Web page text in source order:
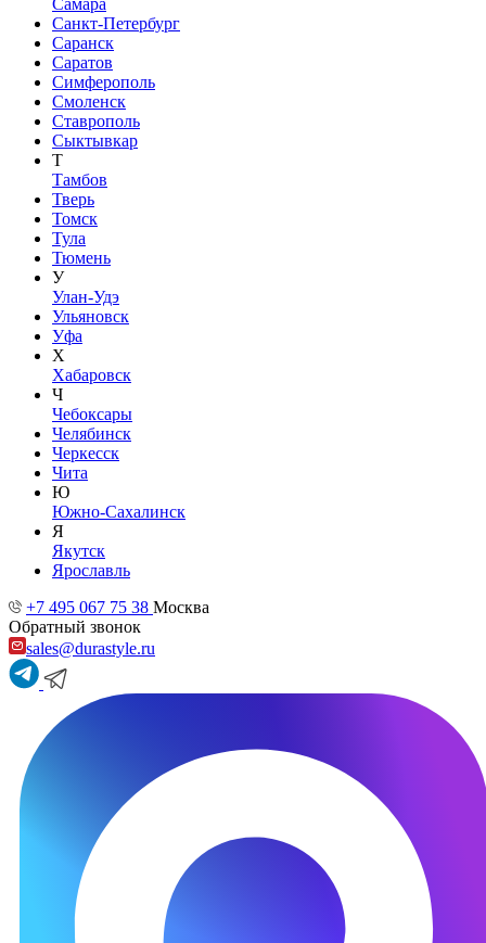
Самара
Санкт-Петербург
Саранск
Саратов
Симферополь
Смоленск
Ставрополь
Сыктывкар
Т
Тамбов
Тверь
Томск
Тула
Тюмень
У
Улан-Удэ
Ульяновск
Уфа
Х
Хабаровск
Ч
Чебоксары
Челябинск
Черкесск
Чита
Ю
Южно-Сахалинск
Я
Якутск
Ярославль
+7 495 067 75 38 Москва
Обратный звонок
sales@durastyle.ru